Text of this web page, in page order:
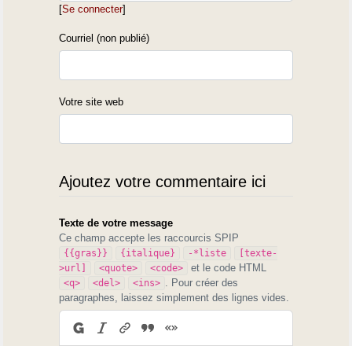
[Se connecter]
Courriel (non publié)
Votre site web
Ajoutez votre commentaire ici
Texte de votre message
Ce champ accepte les raccourcis SPIP
{{gras}} {italique} -*liste
[texte-
>url]
<quote> <code> et le code HTML
<q> <del> <ins> . Pour créer des
paragraphes, laissez simplement des lignes vides.